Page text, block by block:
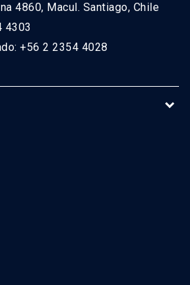
4860, Macul. Santiago, Chile
4303
+56 2 2354 4028